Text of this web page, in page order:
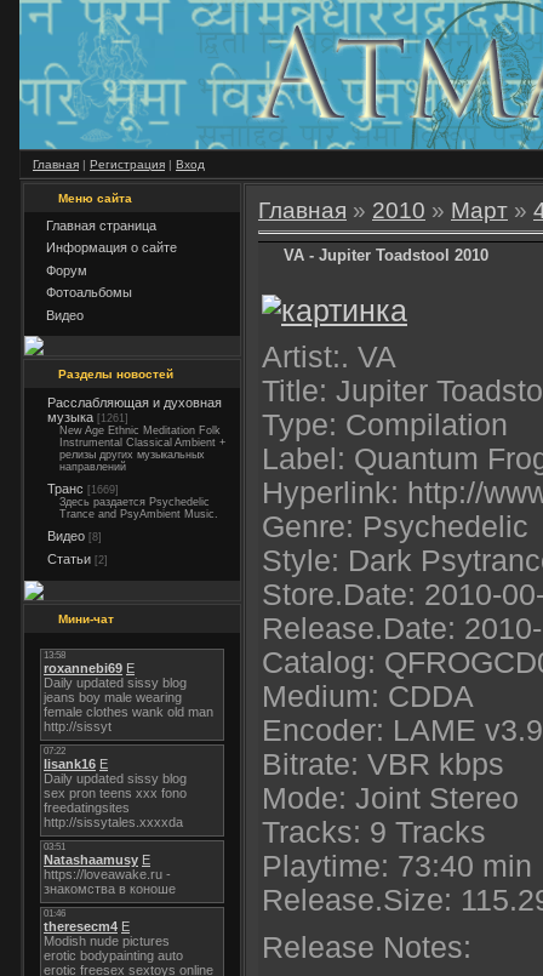
Главная | Регистрация | Вход
Меню сайта
Главная страница
Информация о сайте
Форум
Фотоальбомы
Видео
Разделы новостей
Расслабляющая и духовная
музыка [1261]
New Age Ethnic Meditation Folk
Instrumental Classical Ambient +
релизы других музыкальных
направлений
Транс [1669]
Здесь раздается Psychedelic
Trance and PsyAmbient Music.
Видео [8]
Статьи [2]
Мини-чат
Главная » 2010 » Март »
VA - Jupiter Toadstool 2010
Artist:. VA
Title: Jupiter
Type: Compilation
Label: Quantum
Hyperlink: http://
Genre: Psychedelic
Style: Dark
Store.Date: 2010-
Release.Date:
Catalog:
Medium: CDDA
Encoder: LAME
Bitrate: VBR kbps
Mode: Joint Stereo
Tracks: 9 Tracks
Playtime: 73:40 min
Release.Size:
Release Notes: